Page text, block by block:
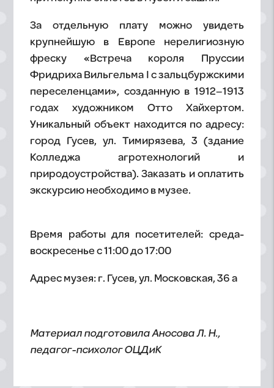
За отдельную плату можно увидеть
крупнейшую в Европе нерелигиозную
фреску «Встреча короля Пруссии
Фридриха Вильгельма I с зальцбуржскими
переселенцами», созданную в 1912–1913
годах художником Отто Хайхертом.
Уникальный объект находится по адресу:
город Гусев, ул. Тимирязева, 3 (здание
Колледжа агротехнологий и
природоустройства). Заказать и оплатить
экскурсию необходимо в музее.
Время работы для посетителей: среда-
воскресенье с 11:00 до 17:00
Адрес музея: г. Гусев, ул. Московская, 36 а
Материал подготовила Аносова Л. Н.,
педагог-психолог ОЦДиК